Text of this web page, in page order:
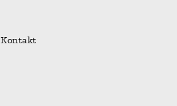
Kontakt